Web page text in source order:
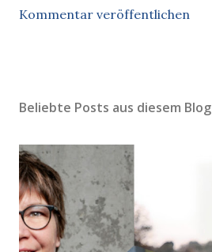
Kommentar veröffentlichen
Beliebte Posts aus diesem Blog